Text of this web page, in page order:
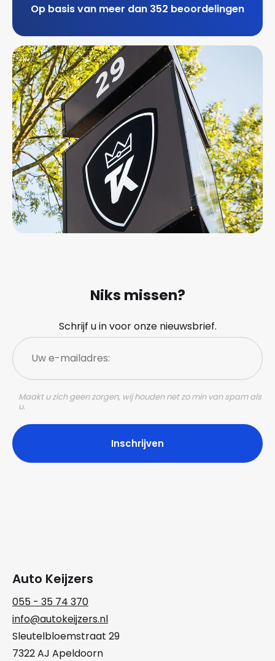
Op basis van meer dan 352 beoordelingen
Niks missen?
Schrijf u in voor onze nieuwsbrief.
Uw
e-
mailadres:
Maakt u zich geen zorgen, wij houden net zo min van spam als
u.
Auto Keijzers
055 - 35 74 370
info@autokeijzers.nl
Sleutelbloemstraat 29
7322 AJ Apeldoorn